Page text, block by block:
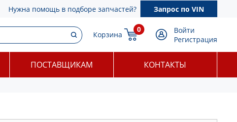
Нужна помощь в подборе запчастей? Запрос по VIN
Корзина
0
Войти
Регистрация
ПОСТАВЩИКАМ КОНТАКТЫ